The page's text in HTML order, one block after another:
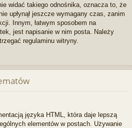
widać takiego odnośnika, oznacza to, że
upłynął jeszcze wymagany czas, zanim
Innym, łatwym sposobem na
jest napisanie w nim posta. Należy
regulaminu witryny.
języka HTML, która daje lepszą
elementów w postach. Używanie